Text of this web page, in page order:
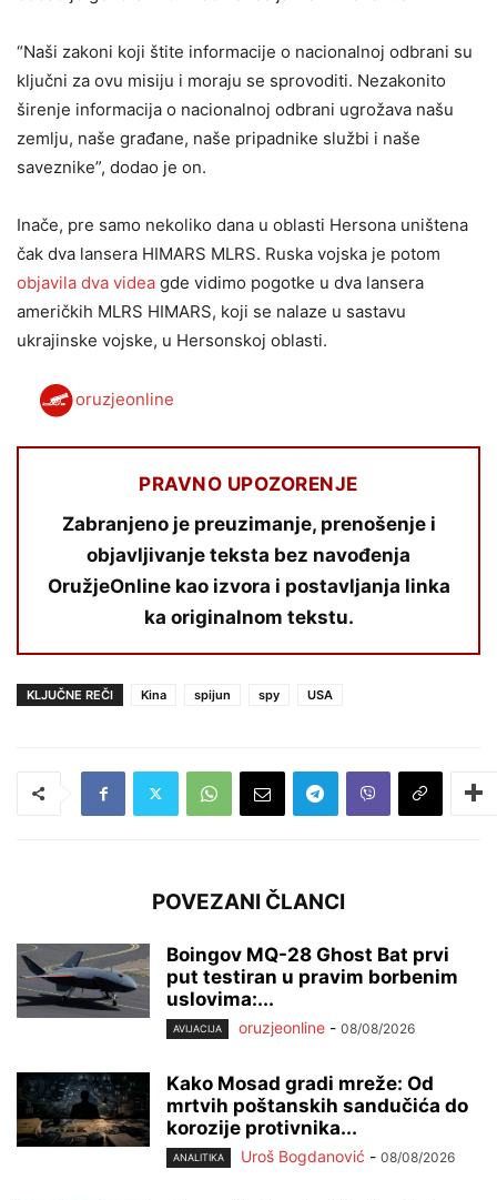
“Naši zakoni koji štite informacije o nacionalnoj odbrani su
ključni za ovu misiju i moraju se sprovoditi. Nezakonito
širenje informacija o nacionalnoj odbrani ugrožava našu
zemlju, naše građane, naše pripadnike službi i naše
saveznike”, dodao je on.
Inače, pre samo nekoliko dana u oblasti Hersona uništena
čak dva lansera HIMARS MLRS. Ruska vojska je potom
objavila dva videa gde vidimo pogotke u dva lansera
američkih MLRS HIMARS, koji se nalaze u sastavu
ukrajinske vojske, u Hersonskoj oblasti.
oruzjeonline
PRAVNO UPOZORENJE
Zabranjeno je preuzimanje, prenošenje i
objavljivanje teksta bez navođenja
OružjeOnline kao izvora i postavljanja linka
ka originalnom tekstu.
KLJUČNE REČI Kina spijun spy USA
POVEZANI ČLANCI
Boingov MQ-28 Ghost Bat prvi
put testiran u pravim borbenim
uslovima:...
AVIJACIJA oruzjeonline - 08/08/2026
Kako Mosad gradi mreže: Od
mrtvih poštanskih sandučića do
korozije protivnika...
ANALITIKA Uroš Bogdanović - 08/08/2026